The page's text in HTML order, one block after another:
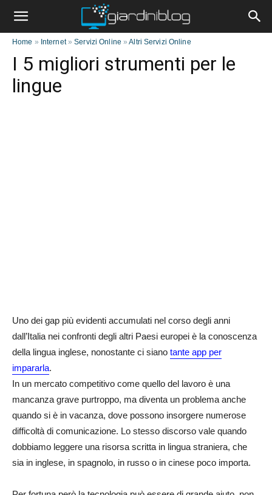
Home » Internet»Servizi Online »Altri Servizi Online
I 5 migliori strumenti per le
lingue
Uno dei gap più evidenti accumulati nel corso degli anni
dall’Italia nei confronti degli altri Paesi europei è la conoscenza
della lingua inglese, nonostante ci siano tante app per
impararla.
In un mercato competitivo come quello del lavoro è una
mancanza grave purtroppo, ma diventa un problema anche
quando si è in vacanza, dove possono insorgere numerose
difficoltà di comunicazione. Lo stesso discorso vale quando
dobbiamo leggere una risorsa scritta in lingua straniera, che
sia in inglese, in spagnolo, in russo o in cinese poco importa.